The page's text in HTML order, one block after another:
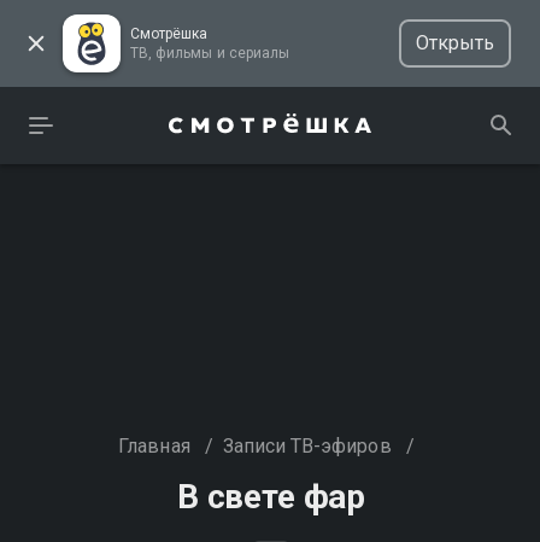
Смотрёшка
ТВ, фильмы и сериалы
Открыть
Главная / Записи ТВ-эфиров /
В свете фар